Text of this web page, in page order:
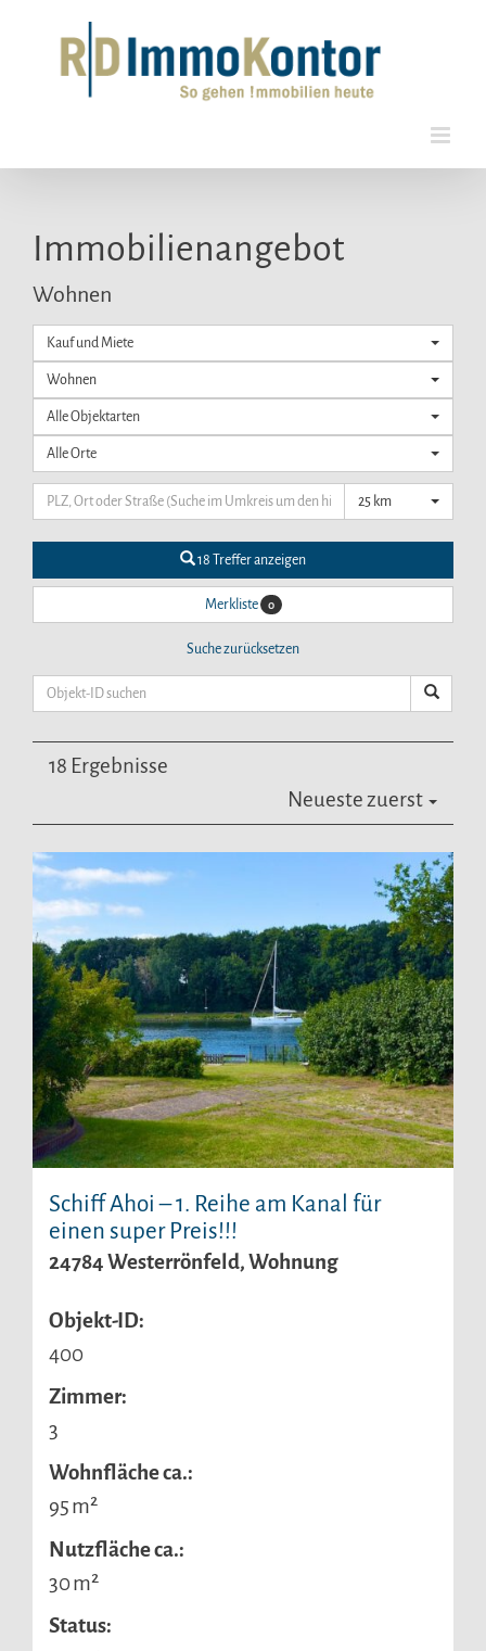
springen
Immobilien­angebot
Wohnen
Kauf und Miete
Wohnen
Alle Objektarten
Alle Orte
25 km
18 Treffer anzeigen
Merkliste 0
Suche zurücksetzen
18 Ergebnisse
Neueste zuerst
Schiff Ahoi – 1. Reihe am Kanal für
einen super Preis!!!
24784 Westerrönfeld, Wohnung
Objekt-ID:
400
Zimmer:
3
Wohnfläche ca.:
95 m²
Nutzfläche ca.:
30 m²
Status: